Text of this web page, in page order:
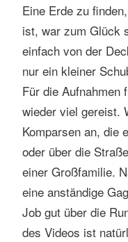
Eine Erde zu
ist, war zum Glück
einfach von der
nur ein kleiner
Für die Aufnahmen
wieder viel gereist.
Komparsen an, die
oder über die
einer Großfamilie.
eine anständige
Job gut über die
des Videos ist